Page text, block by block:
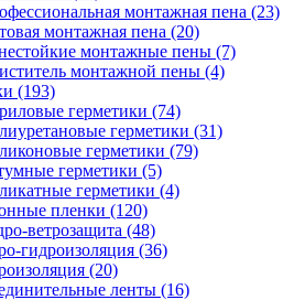
монтажная пена (23)
монтажная пена (20)
монтажные пены (7)
монтажной пены (4)
(193)
герметики (74)
герметики (31)
герметики (79)
герметики (5)
герметики (4)
пленки (120)
ветрозащита (48)
гидроизоляция (36)
(20)
ленты (16)